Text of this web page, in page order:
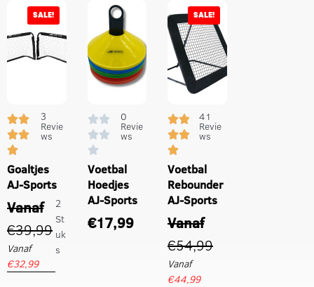
SALE!
3
Revie
ws
Goaltjes
AJ-Sports
Vanaf
€39,99
Vanaf
€32,99
2
St
uk
s
0
Revie
ws
Voetbal
Hoedjes
AJ-Sports
€17,99
SALE!
41
Revie
ws
Voetbal
Rebounder
AJ-Sports
Vanaf
€54,99
Vanaf
€44,99